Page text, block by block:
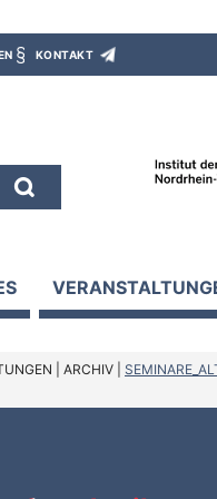
KONTAKT
ARCHIV